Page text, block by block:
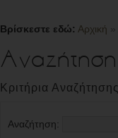
Βρίσκεστε εδώ: Αρχική »
Αναζήτηση
Κριτήρια Αναζήτησης
Αναζήτηση: